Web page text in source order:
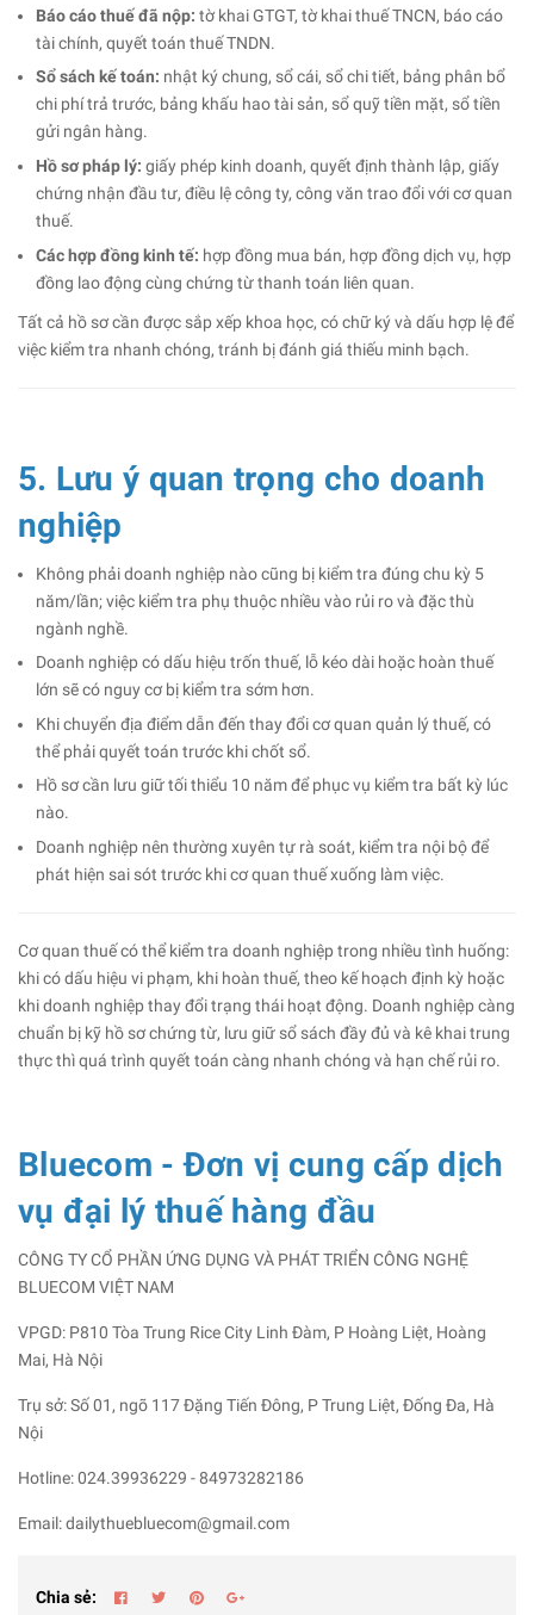
Báo cáo thuế đã nộp: tờ khai GTGT, tờ khai thuế TNCN, báo cáo
tài chính, quyết toán thuế TNDN.
Sổ sách kế toán: nhật ký chung, sổ cái, sổ chi tiết, bảng phân bổ
chi phí trả trước, bảng khấu hao tài sản, sổ quỹ tiền mặt, sổ tiền
gửi ngân hàng.
Hồ sơ pháp lý: giấy phép kinh doanh, quyết định thành lập, giấy
chứng nhận đầu tư, điều lệ công ty, công văn trao đổi với cơ quan
thuế.
Các hợp đồng kinh tế: hợp đồng mua bán, hợp đồng dịch vụ, hợp
đồng lao động cùng chứng từ thanh toán liên quan.
Tất cả hồ sơ cần được sắp xếp khoa học, có chữ ký và dấu hợp lệ để
việc kiểm tra nhanh chóng, tránh bị đánh giá thiếu minh bạch.
5. Lưu ý quan trọng cho doanh
nghiệp
Không phải doanh nghiệp nào cũng bị kiểm tra đúng chu kỳ 5
năm/lần; việc kiểm tra phụ thuộc nhiều vào rủi ro và đặc thù
ngành nghề.
Doanh nghiệp có dấu hiệu trốn thuế, lỗ kéo dài hoặc hoàn thuế
lớn sẽ có nguy cơ bị kiểm tra sớm hơn.
Khi chuyển địa điểm dẫn đến thay đổi cơ quan quản lý thuế, có
thể phải quyết toán trước khi chốt sổ.
Hồ sơ cần lưu giữ tối thiểu 10 năm để phục vụ kiểm tra bất kỳ lúc
nào.
Doanh nghiệp nên thường xuyên tự rà soát, kiểm tra nội bộ để
phát hiện sai sót trước khi cơ quan thuế xuống làm việc.
Cơ quan thuế có thể kiểm tra doanh nghiệp trong nhiều tình huống:
khi có dấu hiệu vi phạm, khi hoàn thuế, theo kế hoạch định kỳ hoặc
khi doanh nghiệp thay đổi trạng thái hoạt động. Doanh nghiệp càng
chuẩn bị kỹ hồ sơ chứng từ, lưu giữ sổ sách đầy đủ và kê khai trung
thực thì quá trình quyết toán càng nhanh chóng và hạn chế rủi ro.
Bluecom - Đơn vị cung cấp dịch
vụ đại lý thuế hàng đầu
CÔNG TY CỔ PHẦN ỨNG DỤNG VÀ PHÁT TRIỂN CÔNG NGHỆ
BLUECOM VIỆT NAM
VPGD: P810 Tòa Trung Rice City Linh Đàm, P Hoàng Liệt, Hoàng
Mai, Hà Nội
Trụ sở: Số 01, ngõ 117 Đặng Tiến Đông, P Trung Liệt, Đống Đa, Hà
Nội
Hotline: 024.39936229 - 84973282186
Email: dailythuebluecom@gmail.com
Chia sẻ: